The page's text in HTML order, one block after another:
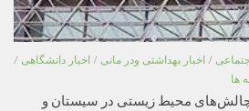
/ اخبار بهداشتی ودر مانی / اخبار دانشگاهی /
ها
محیط زیستی در سیستان و